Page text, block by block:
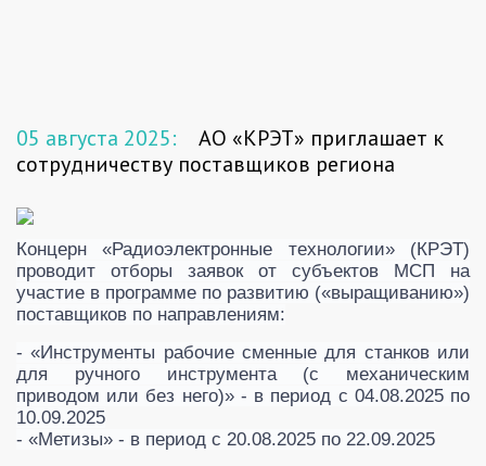
05 августа 2025:
АО «КРЭТ» приглашает к
сотрудничеству поставщиков региона
Концерн «Радиоэлектронные технологии» (КРЭТ)
проводит отборы заявок от субъектов МСП на
участие в программе по развитию («выращиванию»)
поставщиков по направлениям:
- «Инструменты рабочие сменные для станков или
для ручного инструмента (с механическим
приводом или без него)» - в период с 04.08.2025 по
10.09.2025
- «Метизы» - в период с 20.08.2025 по 22.09.2025